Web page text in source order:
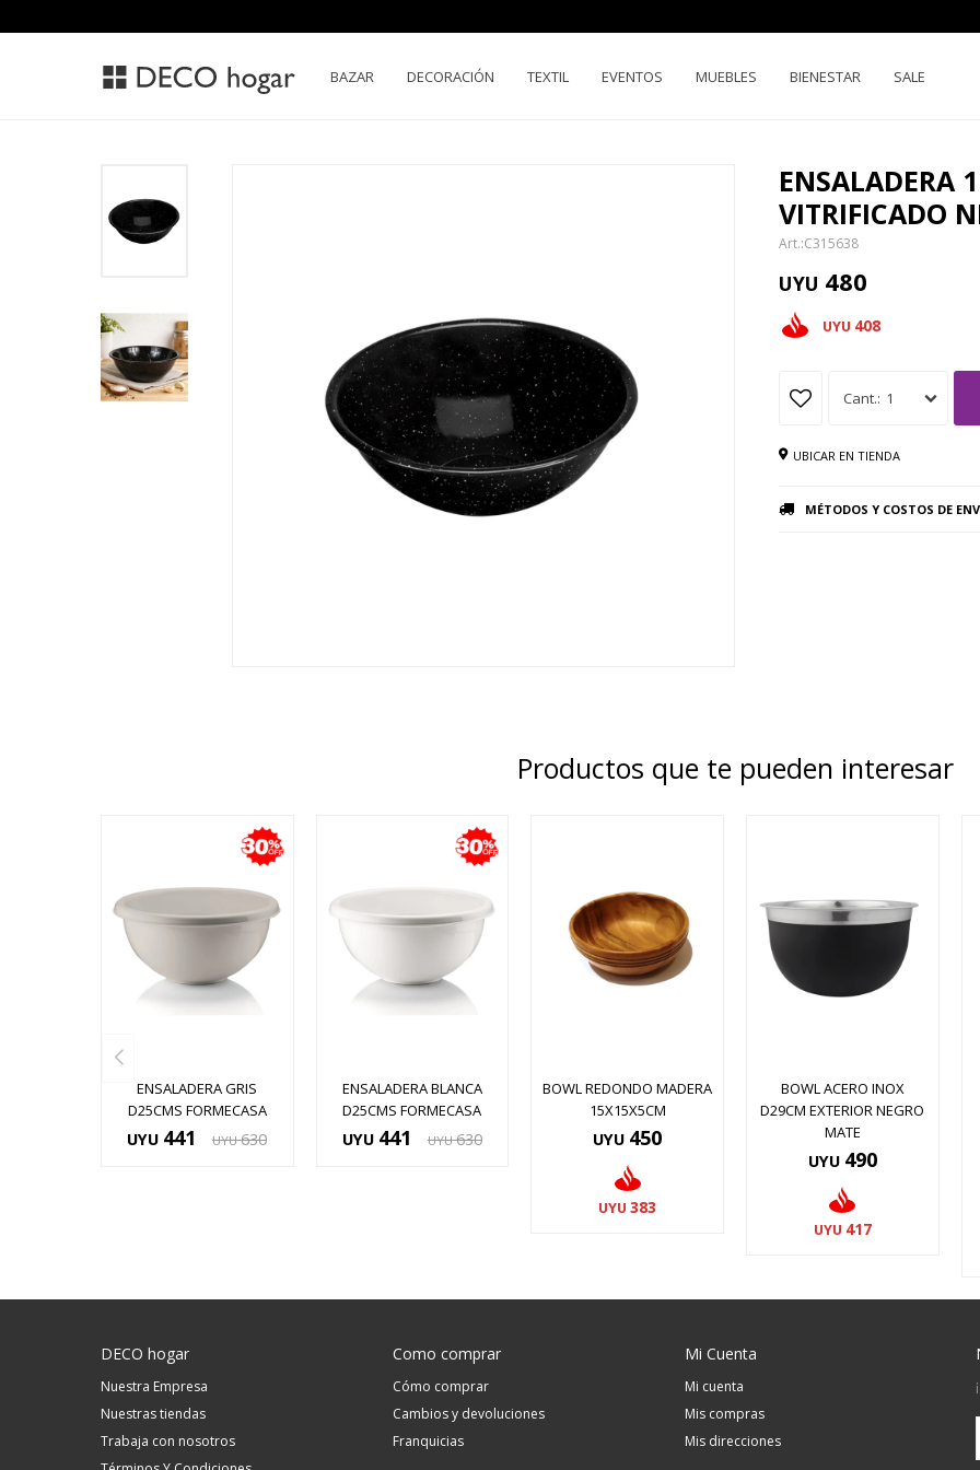
BAZAR DECORACIÓN TEXTIL EVENTOS MUEBLES BIENESTAR SALE
ENSALADERA
VITRIFICADO
C315638
UYU 480
UYU 408
1
UBICAR EN TIENDA
MÉTODOS Y COSTOS DE
Productos que te pueden interesar
ENSALADERA GRIS
D25CMS FORMECASA
UYU 441 UYU 630
ENSALADERA BLANCA
D25CMS FORMECASA
UYU 441 UYU 630
BOWL REDONDO MADERA
15X15X5CM
UYU 450
UYU 383
BOWL ACERO INOX
D29CM EXTERIOR NEGRO
MATE
UYU 490
UYU 417
DECO hogar
Nuestra Empresa
Nuestras tiendas
Trabaja con nosotros
Como comprar
Cómo comprar
Cambios y devoluciones
Franquicias
Mi Cuenta
Mi cuenta
Mis compras
Mis direcciones